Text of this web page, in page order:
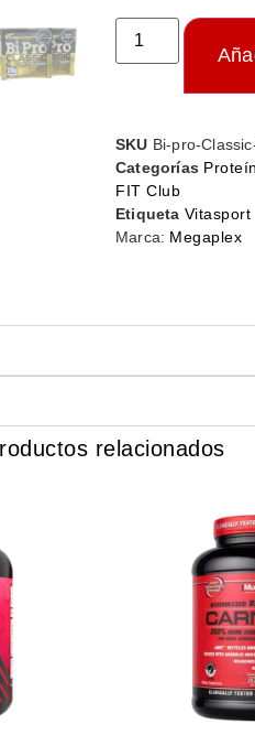
SKU Bi-pro-
Categorías
FIT Club
Etiqueta Vitasport
Marca: Megaplex
relacionados